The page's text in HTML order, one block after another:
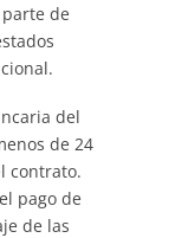
de
del
de 24
contrato.
pago de
de las